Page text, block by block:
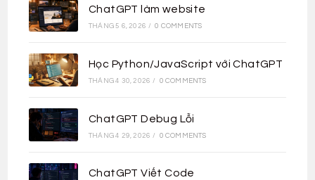
ChatGPT làm website
THÁNG 5 6, 2026 / 0 COMMENTS
Học Python/JavaScript với ChatGPT
THÁNG 4 30, 2026 / 0 COMMENTS
ChatGPT Debug Lỗi
THÁNG 4 29, 2026 / 0 COMMENTS
ChatGPT Viết Code